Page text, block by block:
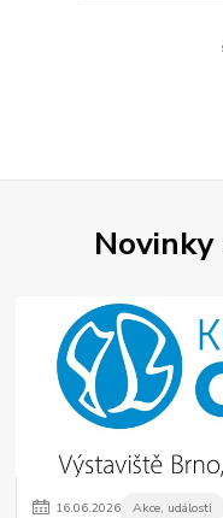
16.06.2026 Akce, události